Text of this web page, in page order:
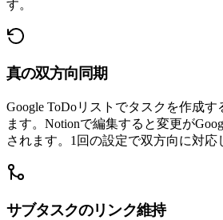
す。
真の双方向同期
Google ToDoリストでタスクを作成
ます。Notionで編集すると変更が
されます。1回の設定で双方向に対応
サブタスクのリンク維持